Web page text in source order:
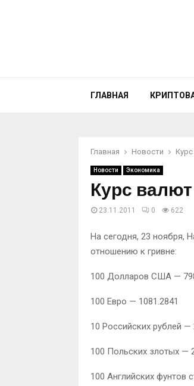
ГЛАВНАЯ
Главная Новости
Новости Экономика
Курс валют
23.11.2011 0 622
На сегодня, 23 ноября,
отношению к гривне:
100 Долларов США —
100 Евро — 1081.2841
10 Российских рублей —
100 Польских злотых —
100 Английских фунтов